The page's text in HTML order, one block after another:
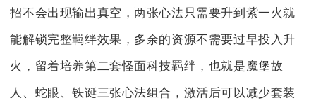
招不会出现输出真空，两张心法只需要升到紫一火就
能解锁完整羁绊效果，多余的资源不需要过早投入升
火，留着培养第二套怪面科技羁绊，也就是魔堡故
人、蛇眼、铁诞三张心法组合，激活后可以减少套装